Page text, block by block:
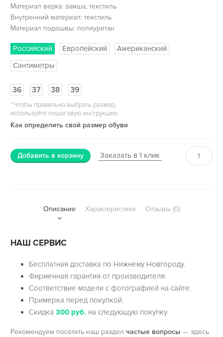
Материал верха: замша, текстиль
Внутренний материал: текстиль
Материал подошвы: полиуретан
Российский Европейский
Американский
Сантиметры
36 37 38 39
*Чтобы правильно выбрать размер,
используйте пошаговую инструкцию:
Как определить свой размер обуви
Добавить в корзину Заказать в 1 клик
Описание Характеристики Отзывы (0)
НАШ СЕРВИС
Бесплатная доставка по Нижнему Новгороду.
Фирменная гарантия от производителя.
Соответствие модели с фотографией на сайте.
Примерка перед покупкой.
Скидка300 руб. на следующую покупку.
Рекомендуем посетить наш раздел частые вопросы — здесь